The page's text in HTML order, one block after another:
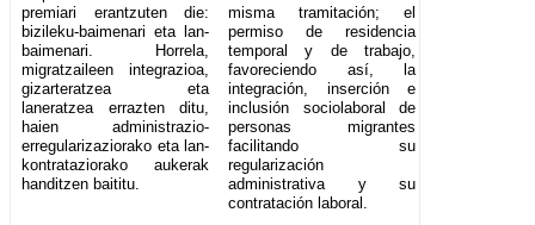
premiari erantzuten die:
bizileku-baimenari eta lan-
baimenari. Horrela,
migratzaileen integrazioa,
gizarteratzea eta
laneratzea errazten ditu,
haien administrazio-
erregularizaziorako eta lan-
kontrataziorako aukerak
handitzen baititu.
misma tramitación; el
permiso de residencia
temporal y de trabajo,
favoreciendo así, la
integración, inserción e
inclusión sociolaboral de
personas migrantes
facilitando su
regularización
administrativa y su
contratación laboral.